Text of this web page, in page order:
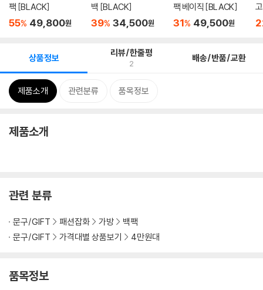
팩 [BLACK]
55% 49,800원
백 [BLACK]
39% 34,500원
팩 베이직 [BLACK]
31% 49,500원
상품정보 리뷰/한줄평
2 배송/반품/교환
제품소개 관련분류 품목정보
제품소개
관련 분류
문구/GIFT 패션잡화 가방
백팩
문구/GIFT
가격대별 상품보기 4만원대
품목정보